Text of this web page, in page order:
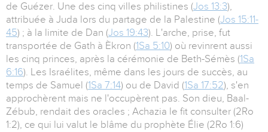
de Guézer. Une des cinq villes philistines (Jos 13:3),
attribuée à Juda lors du partage de la Palestine (Jos 15:11-
45) ; à la limite de Dan (Jos 19:43). L'arche, prise, fut
transportée de Gath à Èkron (1Sa 5:10) où revinrent aussi
les cinq princes, après la cérémonie de Beth-Sémès (1Sa
6:16). Les Israélites, même dans les jours de succès, au
temps de Samuel (1Sa 7:14) ou de David (1Sa 17:52), s'en
approchèrent mais ne l'occupèrent pas. Son dieu, Baal-
Zébub, rendait des oracles ; Achazia le fit consulter (2Ro
1:2), ce qui lui valut le blâme du prophète Élie (2Ro 1:6)